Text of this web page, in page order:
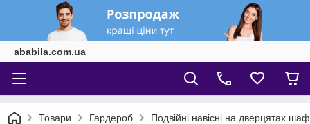
ababila.com.ua
Товари Гардероб Подвійні навісні на дверцятах